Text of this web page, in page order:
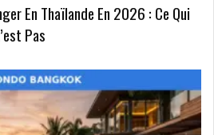
En Thaïlande En 2026 : Ce Qui
Pas